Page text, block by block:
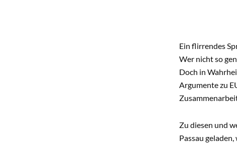
Ein flirrendes
Wer nicht so
Doch in
Argumente zu
Zu diesen und
Passau